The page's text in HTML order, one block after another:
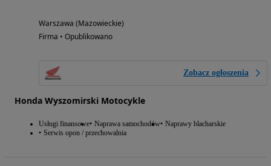
Warszawa (Mazowieckie)
Firma • Opublikowano
Zobacz ogłoszenia
Honda Wyszomirski Motocykle
Usługi finansowe Naprawa samochodów Naprawy blacharskie
Serwis opon / przechowalnia